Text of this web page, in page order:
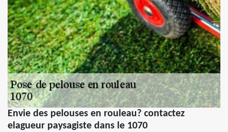
Envie des pelouses en rouleau? contactez
elagueur paysagiste dans le 1070